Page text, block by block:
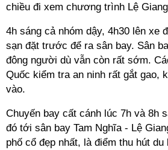
chiều đi xem chương trình Lệ
4h sáng cả nhóm dậy, 4h30 lên xe
sạn đặt trước để ra sân bay. Sân
đông người dù vẫn còn rất sớm.
Quốc kiểm tra an ninh rất gắt gao,
vào.
Chuyến bay cất cánh lúc 7h và 8h
đó tới sân bay Tam Nghĩa - Lệ
phố cổ đẹp nhất, là điểm thu hút